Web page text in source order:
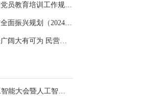
中共中央办公厅印发《全国党员教育培训工作规划（2024－2028年）》
中共中央国务院印发《乡村全面振兴规划（2024—2027年）》
习近平：民营经济发展前景广阔大有可为 民营企业和民营企业家大显身手正当其时
习近平出席2026世界人工智能大会暨人工智能全球治理高级别会议开幕式并发表主旨讲话